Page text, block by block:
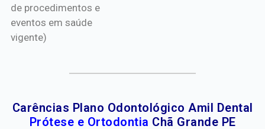
de procedimentos e
eventos em saúde
vigente)
Carências Plano Odontológico Amil Dental
Prótese e Ortodontia Chã Grande PE